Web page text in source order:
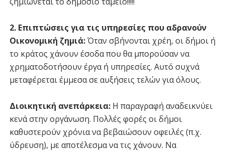
2. Επιπτώσεις για τις υπηρεσίες που αδρανούν
Οικονομική ζημιά:Όταν σβήνονται χρέη, οι δήμοι ή
το κράτος χάνουν έσοδα που θα μπορούσαν να
χρηματοδοτήσουν έργα ή υπηρεσίες. Αυτό συχνά
μεταφέρεται έμμεσα σε αυξήσεις τελών για όλους.
Διοικητική ανεπάρκεια:Η παραγραφή αναδεικνύει
κενά στην οργάνωση. Πολλές φορές οι δήμοι
καθυστερούν χρόνια να βεβαιώσουν οφειλές (π.χ.
ύδρευση), με αποτέλεσμα να τις χάνουν. Να